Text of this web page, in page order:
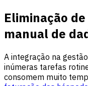
Eliminação
manual de
A integração na
inúmeras tarefas
consomem muito